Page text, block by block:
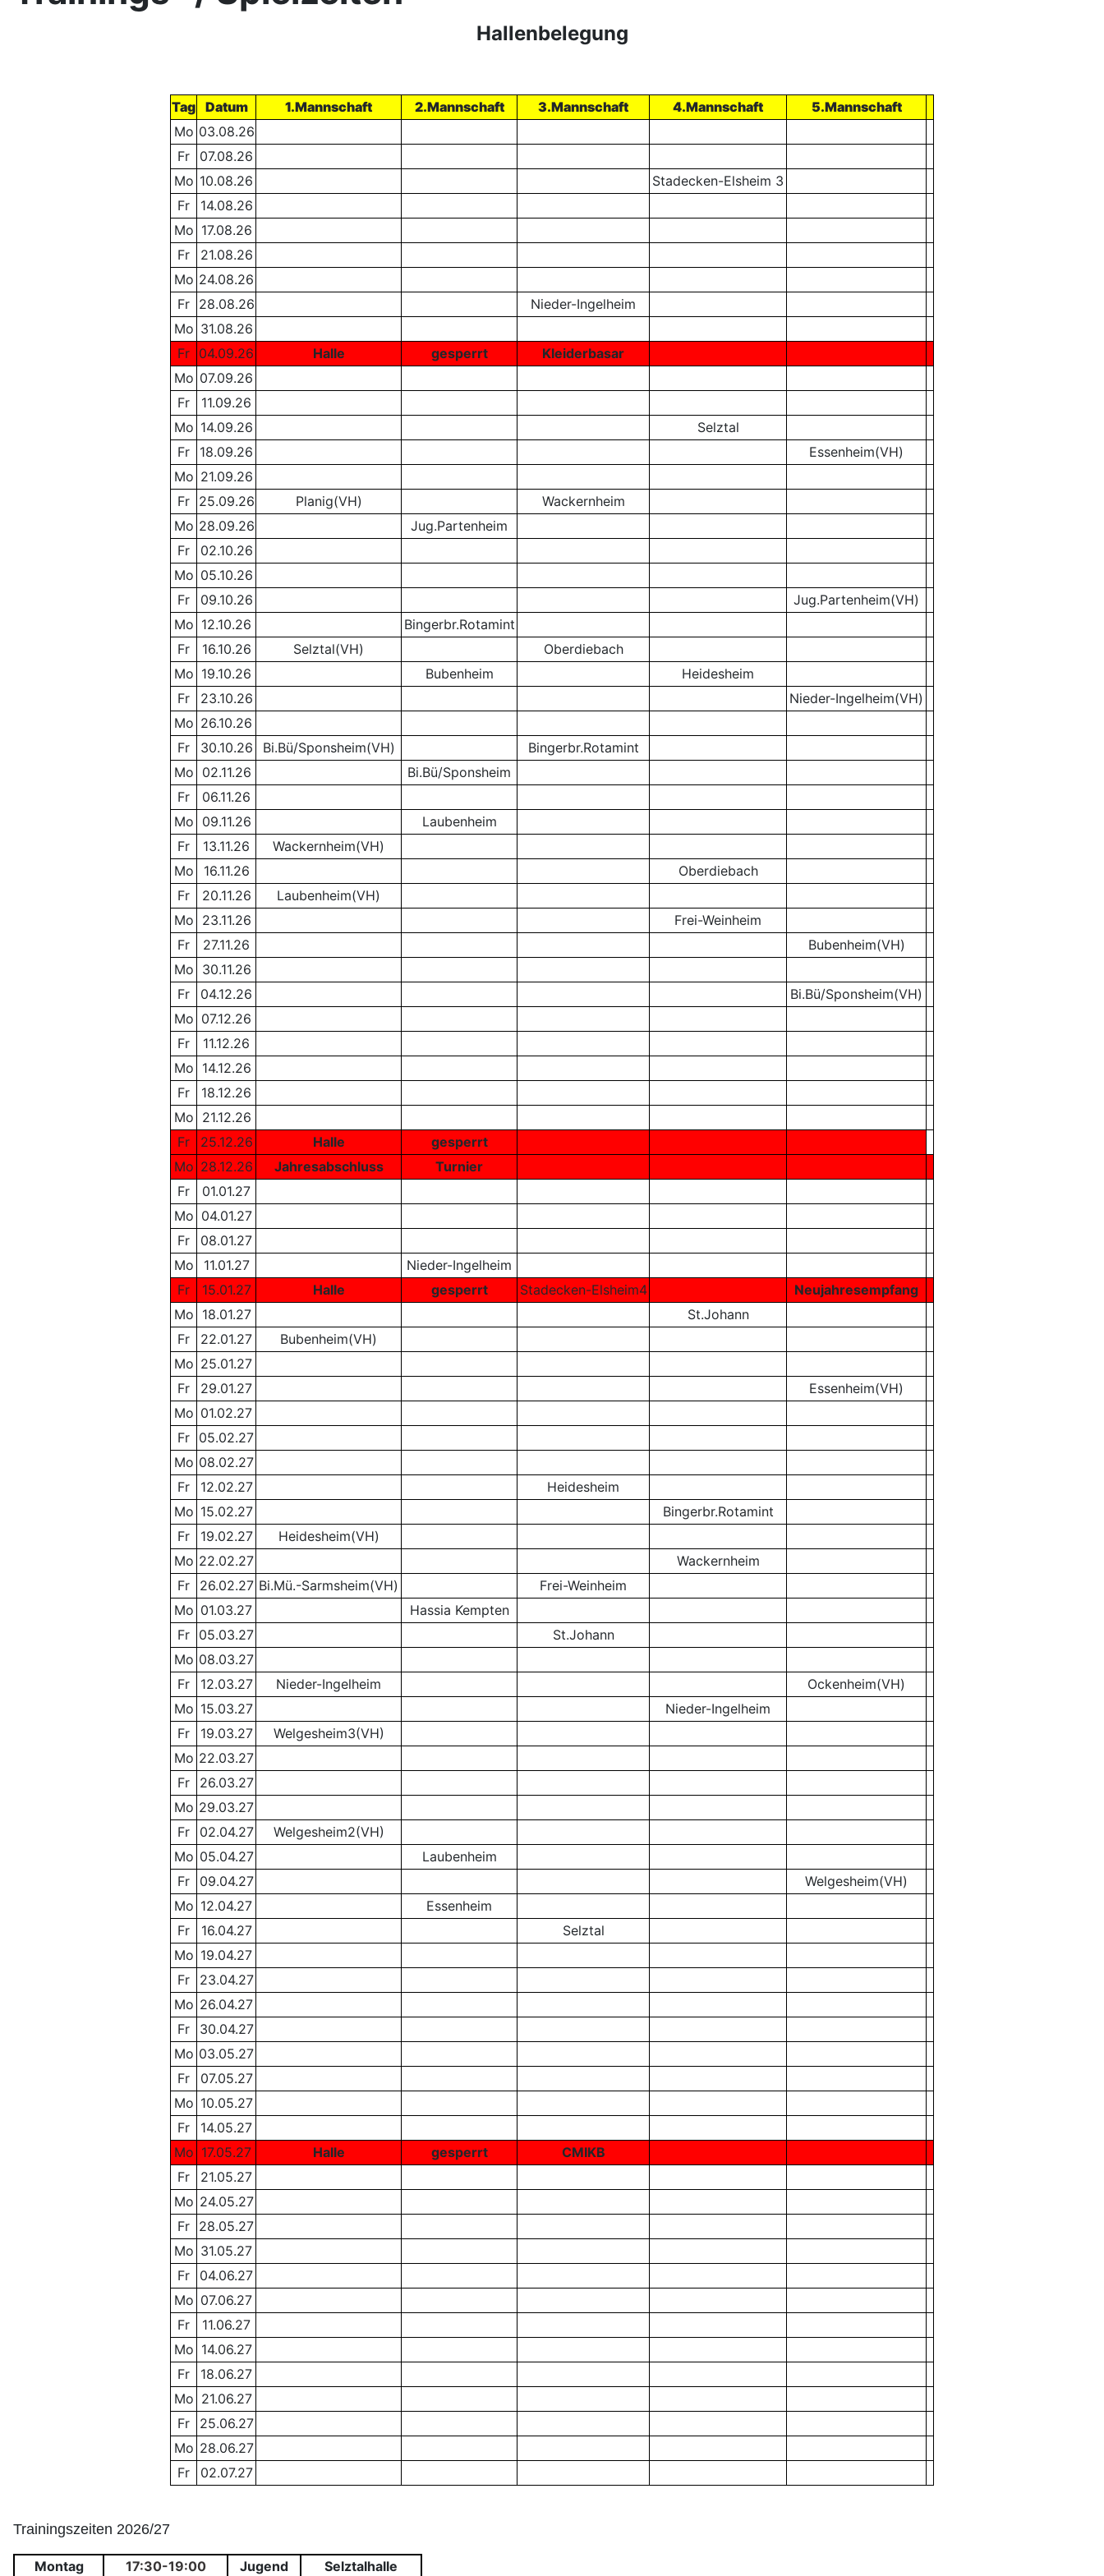
Hallenbelegung
Tag Datum 1.Mannschaft 2.Mannschaft 3.Mannschaft 4.Mannschaft
5.Mannschaft
Mo 03.08.26
Fr
07.08.26
Mo 10.08.26
Stadecken-Elsheim 3
Fr
14.08.26
Mo 17.08.26
Fr
21.08.26
Mo 24.08.26
Fr 28.08.26
Nieder-Ingelheim
Mo 31.08.26
Fr 04.09.26 Halle gesperrt
Kleiderbasar
Mo 07.09.26
Fr
11.09.26
Mo 14.09.26
Selztal
Fr
18.09.26
Essenheim(VH)
Mo 21.09.26
Fr 25.09.26 Planig(VH)
Wackernheim
Mo 28.09.26
Jug.Partenheim
Fr
02.10.26
Mo 05.10.26
Fr
09.10.26
Jug.Partenheim(VH)
Mo 12.10.26
Bingerbr.Rotamint
Fr
16.10.26 Selztal(VH)
Oberdiebach
Mo 19.10.26 Bubenheim
Heidesheim
Fr
23.10.26
Nieder-Ingelheim(VH)
Mo 26.10.26
Fr
30.10.26 Bi.Bü/Sponsheim(VH)
Bingerbr.Rotamint
Mo 02.11.26
Bi.Bü/Sponsheim
Fr
06.11.26
Mo 09.11.26
Laubenheim
Fr
13.11.26
Wackernheim(VH)
Mo
16.11.26
Oberdiebach
Fr
20.11.26
Laubenheim(VH)
Mo 23.11.26
Frei-Weinheim
Fr
27.11.26
Bubenheim(VH)
Mo 30.11.26
Fr
04.12.26
Bi.Bü/Sponsheim(VH)
Mo 07.12.26
Fr
11.12.26
Mo 14.12.26
Fr
18.12.26
Mo 21.12.26
Fr
25.12.26 Halle
gesperrt
Mo 28.12.26 Jahresabschluss
Turnier
Fr
01.01.27
Mo 04.01.27
Fr
08.01.27
Mo
11.01.27
Nieder-Ingelheim
Fr
15.01.27 Halle gesperrt Stadecken-Elsheim4
Neujahresempfang
Mo 18.01.27
St.Johann
Fr
22.01.27
Bubenheim(VH)
Mo 25.01.27
Fr
29.01.27
Essenheim(VH)
Mo 01.02.27
Fr 05.02.27
Mo 08.02.27
Fr
12.02.27
Heidesheim
Mo 15.02.27
Bingerbr.Rotamint
Fr
19.02.27
Heidesheim(VH)
Mo 22.02.27
Wackernheim
Fr
26.02.27 Bi.Mü.-Sarmsheim(VH)
Frei-Weinheim
Mo 01.03.27
Hassia Kempten
Fr 05.03.27
St.Johann
Mo 08.03.27
Fr
12.03.27 Nieder-Ingelheim
Ockenheim(VH)
Mo 15.03.27
Nieder-Ingelheim
Fr
19.03.27
Welgesheim3(VH)
Mo 22.03.27
Fr
26.03.27
Mo 29.03.27
Fr
02.04.27
Welgesheim2(VH)
Mo 05.04.27
Laubenheim
Fr
09.04.27
Welgesheim(VH)
Mo 12.04.27
Essenheim
Fr
16.04.27
Selztal
Mo 19.04.27
Fr
23.04.27
Mo 26.04.27
Fr
30.04.27
Mo 03.05.27
Fr
07.05.27
Mo 10.05.27
Fr
14.05.27
Mo 17.05.27 Halle gesperrt
CMIKB
Fr
21.05.27
Mo 24.05.27
Fr 28.05.27
Mo 31.05.27
Fr
04.06.27
Mo 07.06.27
Fr
11.06.27
Mo 14.06.27
Fr
18.06.27
Mo 21.06.27
Fr
25.06.27
Mo 28.06.27
Fr
02.07.27
Trainingszeiten 2026/27
Montag 17:30-19:00 Jugend Selztalhalle